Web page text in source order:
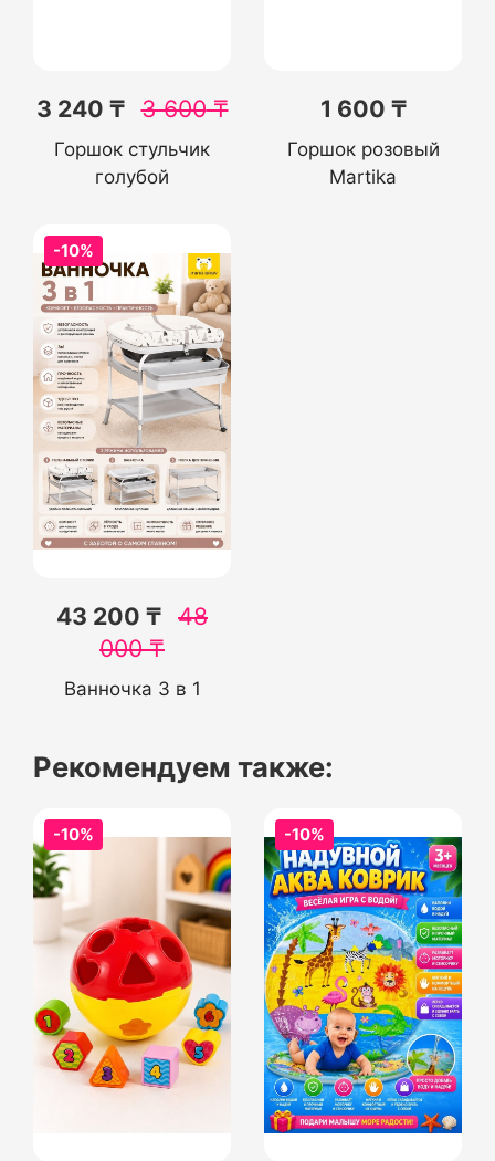
3 240 ₸ 3 600₸
Горшок стульчик
голубой
1 600 ₸
Горшок розовый
Martika
-10%
43 200 ₸ 48
000₸
Ванночка 3 в 1
Рекомендуем также:
-10% -10%